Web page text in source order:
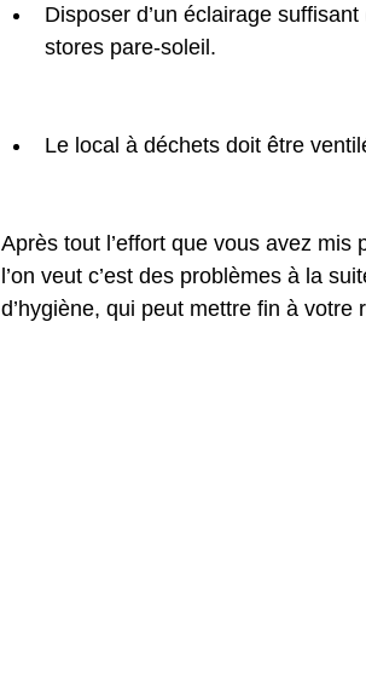
Disposer d’un éclairage
stores pare-soleil.
Le local à déchets doit être
Après tout l’effort que vous avez
l’on veut c’est des problèmes à la
d’hygiène, qui peut mettre fin à